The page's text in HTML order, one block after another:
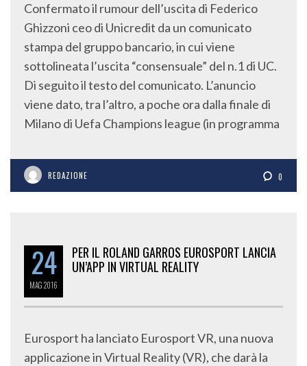
Confermato il rumour dell’uscita di Federico
Ghizzoni ceo di Unicredit da un comunicato
stampa del gruppo bancario, in cui viene
sottolineata l’uscita “consensuale” del n.1 di UC.
Di seguito il testo del comunicato. L’anuncio
viene dato, tra l’altro, a poche ora dalla finale di
Milano di Uefa Champions league (in programma
REDAZIONE 0
24
MAG2016
PER IL ROLAND GARROS EUROSPORT LANCIA
UN’APP IN VIRTUAL REALITY
Eurosport ha lanciato Eurosport VR, una nuova
applicazione in Virtual Reality (VR), che darà la